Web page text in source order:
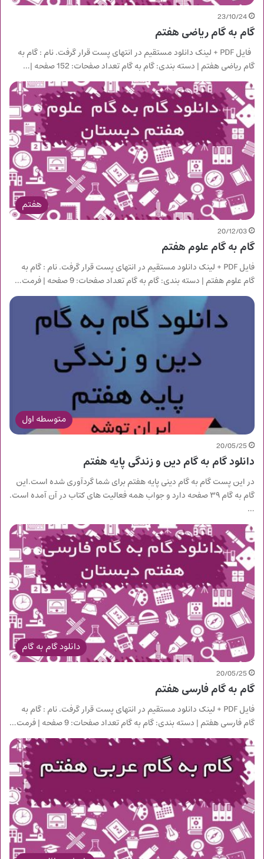
23/10/24
گام به گام ریاضی هفتم
فایل PDF + لینک دانلود مستقیم در انتهای پست قرار گرفت. نام : گام به
گام ریاضی هفتم | دسته بندی: گام به گام تعداد صفحات: 152 صفحه |…
هفتم
20/12/03
گام به گام علوم هفتم
فایل PDF + لینک دانلود مستقیم در انتهای پست قرار گرفت. نام : گام به
گام علوم هفتم | دسته بندی: گام به گام تعداد صفحات: 9 صفحه | فرمت…
متوسطه اول
20/05/25
دانلود گام به گام دین و زندگی پایه هفتم
در این پست گام به گام دینی پایه هفتم برای شما گردآوری شده است.این
گام به گام ۳۹ صفحه دارد و جواب همه فعالیت های کتاب در آن آمده است.
…
دانلود گام به گام
20/05/25
گام به گام فارسی هفتم
فایل PDF + لینک دانلود مستقیم در انتهای پست قرار گرفت. نام : گام به
گام فارسی هفتم | دسته بندی: گام به گام تعداد صفحات: 9 صفحه | فرمت…